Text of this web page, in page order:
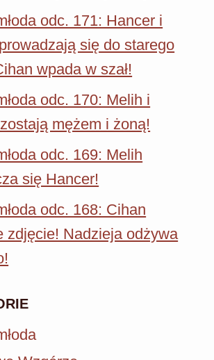
odc. 171: Hancer i
się do starego
wpada w szał!
odc. 170: Melih i
mężem i żoną!
odc. 169: Melih
się Hancer!
odc. 168: Cihan
zdjęcie! Nadzieja odżywa